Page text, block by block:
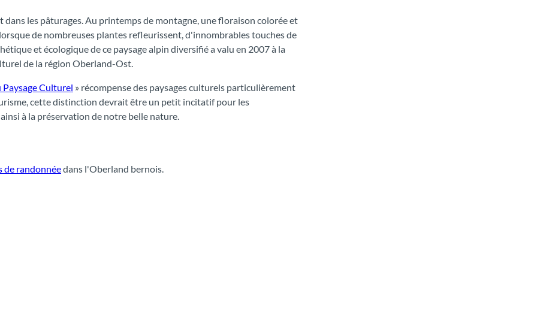
les pâturages. Au printemps de montagne, une floraison colorée et
de nombreuses plantes refleurissent, d'innombrables touches de
et écologique de ce paysage alpin diversifié a valu en 2007 à la
de la région Oberland-Ost.
Paysage Culturel » récompense des paysages culturels particulièrement
cette distinction devrait être un petit incitatif pour les
à la préservation de notre belle nature.
de randonnéedans l'Oberland bernois.